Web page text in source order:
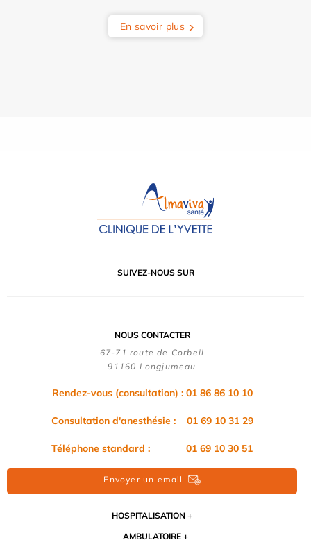
En savoir plus
SUIVEZ-NOUS SUR
NOUS CONTACTER
67-71 route de Corbeil
91160 Longjumeau
Rendez-vous (consultation) : 01 86 86 10 10
Consultation d'anesthésie : 01 69 10 31 29
Téléphone standard : 01 69 10 30 51
Envoyer un email
HOSPITALISATION
AMBULATOIRE